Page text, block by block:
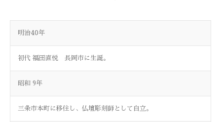
明治40年
初代 福田直悦 長岡市に生誕。
昭和 9年
三条市本町に移住し、仏壇彫刻師として自立。